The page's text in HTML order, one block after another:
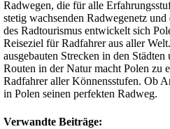
Radwegen, die für alle
stetig wachsenden Radwegenetz
des Radtourismus entwickelt sich
Reiseziel für Radfahrer aus aller
ausgebauten Strecken in den
Routen in der Natur macht Polen zu
Radfahrer aller Könnensstufen. Ob
in Polen seinen perfekten Radweg.
Verwandte Beiträge: